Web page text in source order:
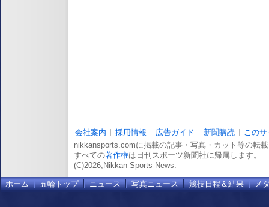
会社案内 採用情報 広告ガイド 新聞購読
この
nikkansports.comに掲載の記事・写真・カット等の転
すべての著作権は日刊スポーツ新聞社に帰属します。
(C)2026,Nikkan Sports News.
ホーム 五輪トップ ニュース 写真ニュース 競技日程＆結果 メ